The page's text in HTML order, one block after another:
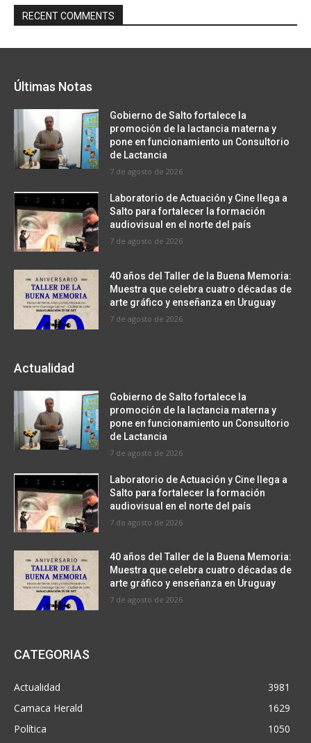
RECENT COMMENTS
Últimas Notas
Gobierno de Salto fortalece la
promoción de la lactancia materna y
pone en funcionamiento un Consultorio
de Lactancia
7 de agosto de 2026
Laboratorio de Actuación y Cine llega a
Salto para fortalecer la formación
audiovisual en el norte del país
7 de agosto de 2026
40 años del Taller de la Buena Memoria:
Muestra que celebra cuatro décadas de
arte gráfico y enseñanza en Uruguay
7 de agosto de 2026
Actualidad
Gobierno de Salto fortalece la
promoción de la lactancia materna y
pone en funcionamiento un Consultorio
de Lactancia
7 de agosto de 2026
Laboratorio de Actuación y Cine llega a
Salto para fortalecer la formación
audiovisual en el norte del país
7 de agosto de 2026
40 años del Taller de la Buena Memoria:
Muestra que celebra cuatro décadas de
arte gráfico y enseñanza en Uruguay
7 de agosto de 2026
CATEGORIAS
Actualidad
3981
Camaca Herald
1629
Política
1050